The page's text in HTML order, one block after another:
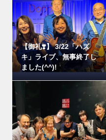
【御礼❣️】 3/22「ハズ
キ」ライブ、無事終了し
ました(^^)!